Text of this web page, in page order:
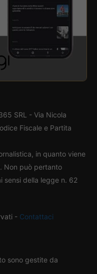
SRL - Via Nicola
Fiscale e Partita
in quanto viene
Non può pertanto
sensi della legge n. 62
- Contattaci
sono gestite da